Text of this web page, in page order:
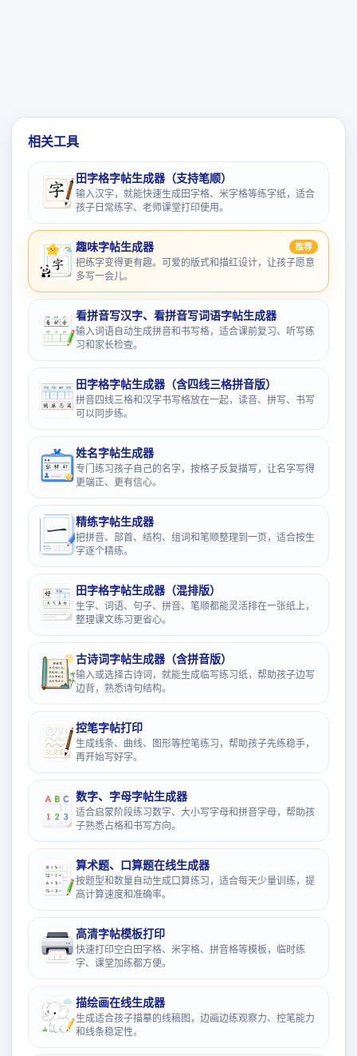
相关工具
田字格字帖生成器（支持笔顺）
输入汉字，就能快速生成田字格、米字格等练字纸，适合
孩子日常练字、老师课堂打印使用。
趣味字帖生成器 推荐
把练字变得更有趣。可爱的版式和描红设计，让孩子愿意
多写一会儿。
看拼音写汉字、看拼音写词语字帖生成器
输入词语自动生成拼音和书写格，适合课前复习、听写练
习和家长检查。
田字格字帖生成器（含四线三格拼音版）
拼音四线三格和汉字书写格放在一起，读音、拼写、书写
可以同步练。
姓名字帖生成器
专门练习孩子自己的名字，按格子反复描写，让名字写得
更端正、更有信心。
精练字帖生成器
把拼音、部首、结构、组词和笔顺整理到一页，适合按生
字逐个精练。
田字格字帖生成器（混排版）
生字、词语、句子、拼音、笔顺都能灵活排在一张纸上，
整理课文练习更省心。
古诗词字帖生成器（含拼音版）
输入或选择古诗词，就能生成临写练习纸，帮助孩子边写
边背，熟悉诗句结构。
控笔字帖打印
生成线条、曲线、图形等控笔练习，帮助孩子先练稳手，
再开始写好字。
数字、字母字帖生成器
适合启蒙阶段练习数字、大小写字母和拼音字母，帮助孩
子熟悉占格和书写方向。
算术题、口算题在线生成器
按题型和数量自动生成口算练习，适合每天少量训练，提
高计算速度和准确率。
高清字帖模板打印
快速打印空白田字格、米字格、拼音格等模板，临时练
字、课堂加练都方便。
描绘画在线生成器
生成适合孩子描摹的线稿图，边画边练观察力、控笔能力
和线条稳定性。